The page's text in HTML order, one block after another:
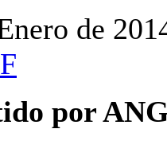
de
por